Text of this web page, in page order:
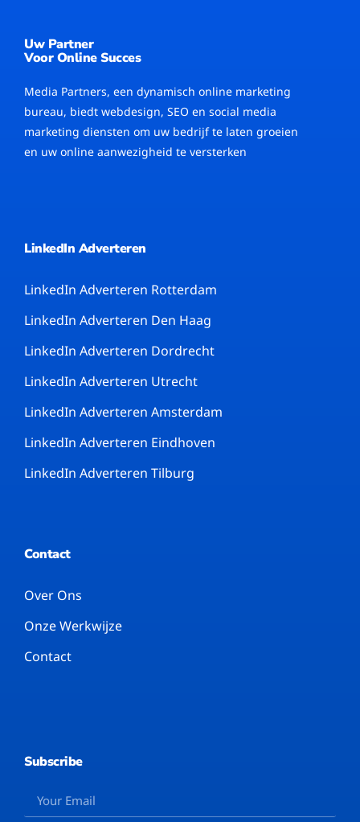
Uw Partner
Voor Online Succes
Media Partners, een dynamisch online marketing
bureau, biedt webdesign, SEO en social media
marketing diensten om uw bedrijf te laten groeien
en uw online aanwezigheid te versterken
LinkedIn Adverteren
LinkedIn Adverteren Rotterdam
LinkedIn Adverteren Den Haag
LinkedIn Adverteren Dordrecht
LinkedIn Adverteren Utrecht
LinkedIn Adverteren Amsterdam
LinkedIn Adverteren Eindhoven
LinkedIn Adverteren Tilburg
Contact
Over Ons
Onze Werkwijze
Contact
Subscribe